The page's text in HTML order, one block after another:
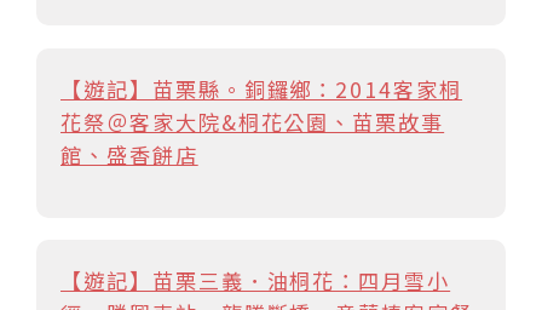
【遊記】苗栗縣。銅鑼鄉：2014客家桐
花祭＠客家大院&桐花公園、苗栗故事
館、盛香餅店
【遊記】苗栗三義．油桐花：四月雪小